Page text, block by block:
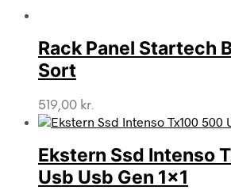
Rack Panel Startech
Sort
519,00 kr.
Ekstern Ssd Intenso
Usb Usb Gen 1×1